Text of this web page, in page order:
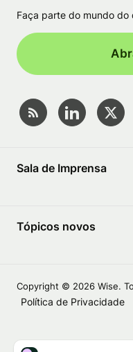
Faça parte do mundo do
Sala de Imprensa
Tópicos novos
Copyright © 2026 Wise.
Política de Privacidade